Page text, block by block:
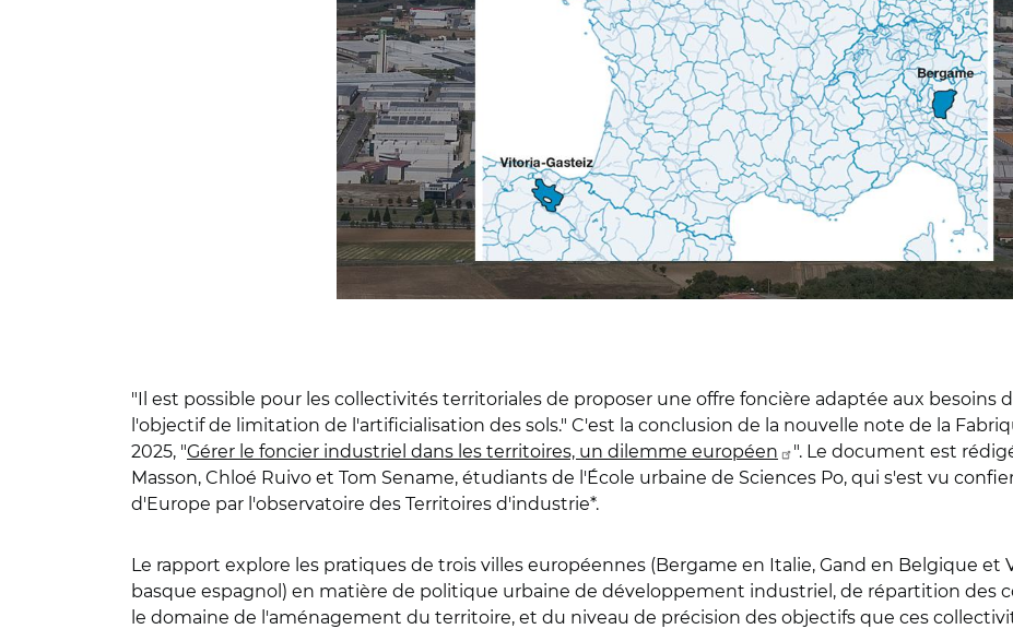
"Il est possible pour les collectivités territoriales de proposer une offre foncière adaptée aux
l'objectif de limitation de l'artificialisation des sols." C'est la conclusion de la nouvelle note de la
2025, "Gérer le foncier industriel dans les territoires, un dilemme européen
". Le document est
Masson, Chloé Ruivo et Tom Sename, étudiants de l'École urbaine de Sciences Po, qui s'est vu
d'Europe par l'observatoire des Territoires d'industrie*.
Le rapport explore les pratiques de trois villes européennes (Bergame en Italie, Gand en Belgique et
basque espagnol) en matière de politique urbaine de développement industriel, de répartition des
le domaine de l'aménagement du territoire, et du niveau de précision des objectifs que ces